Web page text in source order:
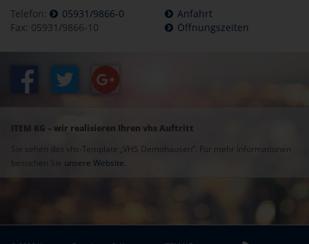
Telefon:
05931/9866-0
Fax: 05931/9866-10
Anfahrt
Öffnungszeiten
ITEM KG – wir realisieren Ihren vhs Auftritt
Sie sehen das vhs-Template „VHS Demohausen“. Für mehr Informationen
besuchen Sie unsere Website.